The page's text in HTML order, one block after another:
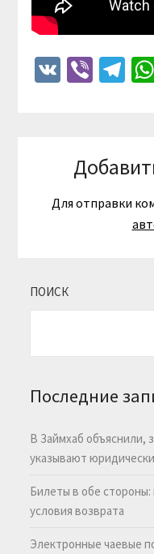
VKViber
Для отправки
ПОИСК
Последние
В Займхаб объяснили,
указывают
Билеты в обе
условия возврата
Электронные чаевые